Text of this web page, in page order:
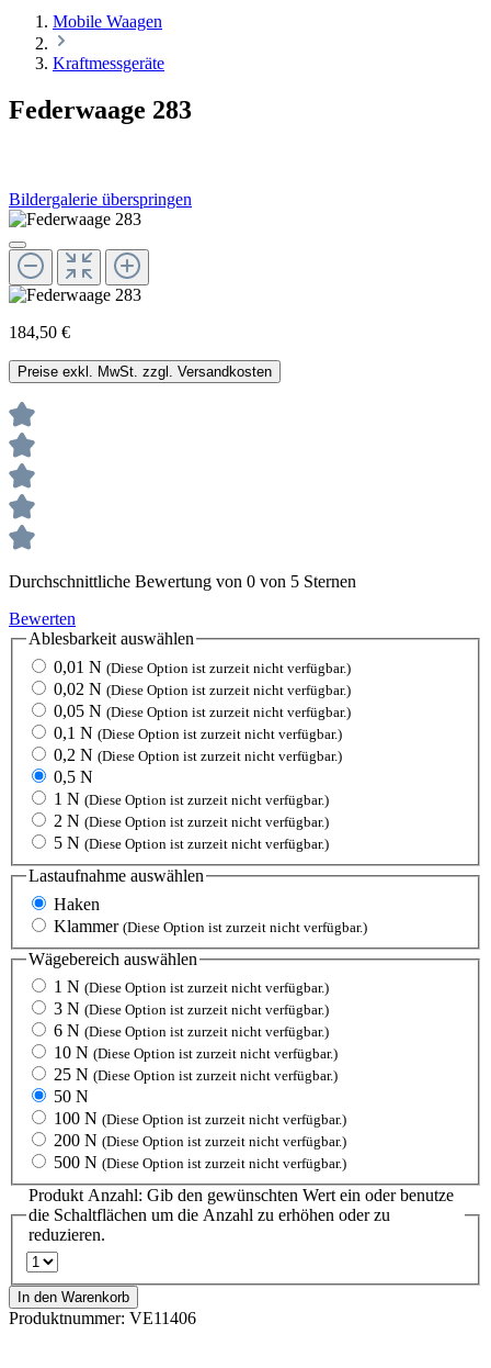
Mobile Waagen
Kraftmessgeräte
Federwaage 283
Bildergalerie überspringen
184,50 €
Preise exkl. MwSt. zzgl. Versandkosten
Durchschnittliche Bewertung von 0 von 5 Sternen
Bewerten
Ablesbarkeitauswählen
0,01 N (Diese Option ist zurzeit nicht verfügbar.)
0,02 N (Diese Option ist zurzeit nicht verfügbar.)
0,05 N (Diese Option ist zurzeit nicht verfügbar.)
0,1 N (Diese Option ist zurzeit nicht verfügbar.)
0,2 N (Diese Option ist zurzeit nicht verfügbar.)
0,5 N
1 N (Diese Option ist zurzeit nicht verfügbar.)
2 N (Diese Option ist zurzeit nicht verfügbar.)
5 N (Diese Option ist zurzeit nicht verfügbar.)
Lastaufnahme auswählen
Haken
Klammer (Diese Option ist zurzeit nicht verfügbar.)
Wägebereich auswählen
1 N (Diese Option ist zurzeit nicht verfügbar.)
3 N (Diese Option ist zurzeit nicht verfügbar.)
6 N (Diese Option ist zurzeit nicht verfügbar.)
10 N (Diese Option ist zurzeit nicht verfügbar.)
25 N (Diese Option ist zurzeit nicht verfügbar.)
50 N
100 N (Diese Option ist zurzeit nicht verfügbar.)
200 N (Diese Option ist zurzeit nicht verfügbar.)
500 N (Diese Option ist zurzeit nicht verfügbar.)
Produkt Anzahl: Gib den gewünschten Wert ein oder benutze
die Schaltflächen um die Anzahl zu erhöhen oder zu
reduzieren.
In den Warenkorb
Produktnummer: VE11406